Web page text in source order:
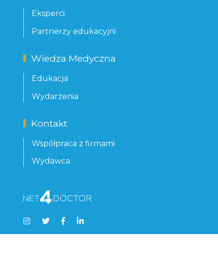
Eksperci
Partnerzy edukacyjni
Wiedza Medyczna
Edukacja
Wydarzenia
Kontakt
Współpraca z firmami
Wydawca